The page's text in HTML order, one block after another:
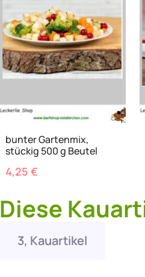
bunter Gartenmix,
stückig 500 g Beutel
4,25€
Diese
3, Kauartikel